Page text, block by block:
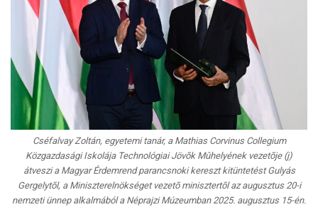
Cséfalvay Zoltán, egyetemi tanár, a Mathias Corvinus Collegium
Közgazdasági Iskolája Technológiai Jövõk Mûhelyének vezetõje (j)
átveszi a Magyar Érdemrend parancsnoki kereszt kitüntetést Gulyás
Gergelytõl, a Miniszterelnökséget vezetõ minisztertõl az augusztus 20-i
nemzeti ünnep alkalmából a Néprajzi Múzeumban 2025. augusztus 15-én.